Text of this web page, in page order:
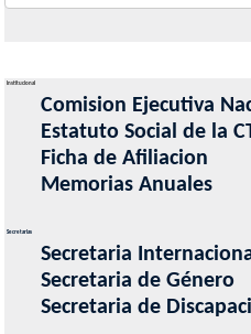
Institucional
Comision Ejecutiva
Estatuto Social de la
Ficha de Afiliacion
Memorias Anuales
Secretarias
Secretaria
Secretaria de Género
Secretaria de